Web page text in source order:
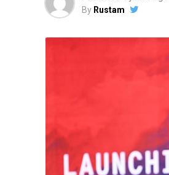
By Rustam